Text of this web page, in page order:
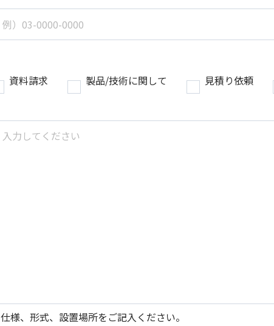
資料請求 製品/技術に関して 見積り依頼
仕様、形式、設置場所をご記入ください。